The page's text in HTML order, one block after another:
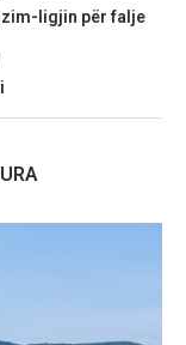
ligjin për falje